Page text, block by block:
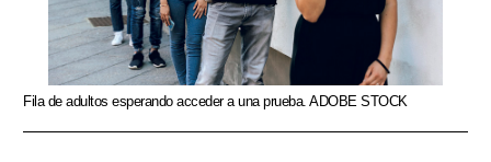
Fila de adultos esperando acceder a una prueba. ADOBE STOCK